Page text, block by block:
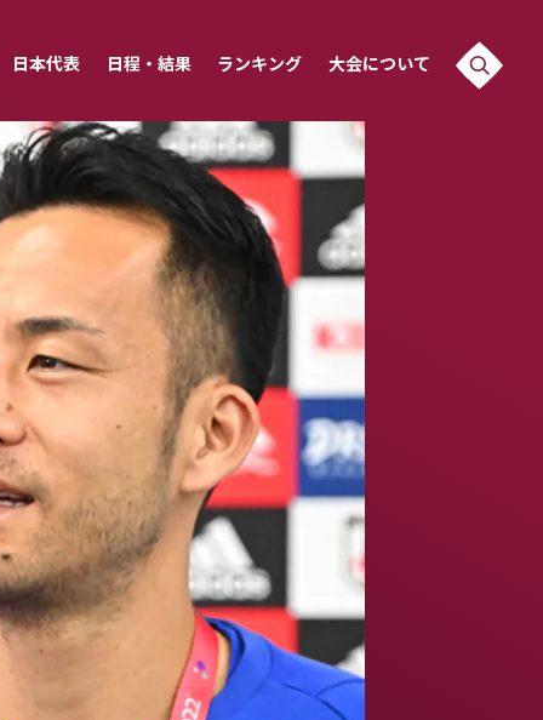
日本代表 日程・結果 ランキング 大会について